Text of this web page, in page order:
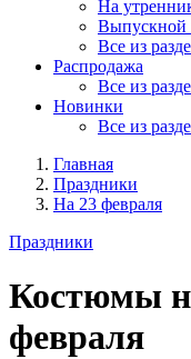
На
Выпускной
Все из
Распродажа
Все из
Новинки
Все из
Главная
Праздники
На 23 февраля
Праздники
Костюмы
февраля